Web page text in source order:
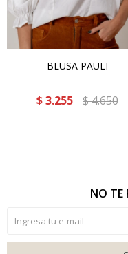
BLUSA PAULI
$ 3.255 $4.650
NO TE